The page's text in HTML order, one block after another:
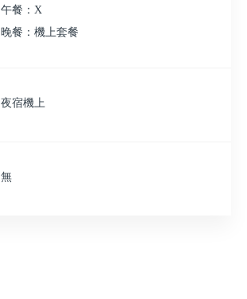
午餐：X
晚餐：機上套餐
夜宿機上
無